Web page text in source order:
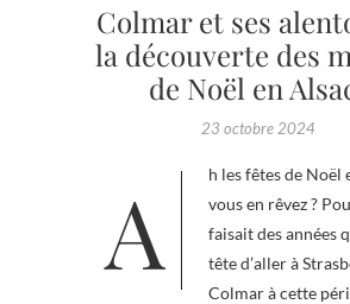
Colmar et ses
la découverte des
de Noël en
23 octobre 2024
Ah les fêtes de Noël en Alsace,
vous en rêvez ?
faisait des années
tête d’aller à
Colmar à cette